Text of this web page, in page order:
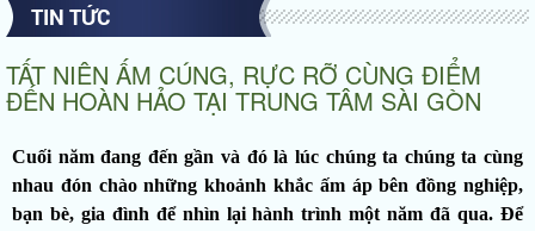
TIN TỨC
TẤT NIÊN ẤM CÚNG, RỰC RỠ CÙNG ĐIỂM
ĐẾN HOÀN HẢO TẠI TRUNG TÂM SÀI GÒN
Cuối năm đang đến gần và đó là lúc chúng ta chúng ta cùng
nhau đón chào những khoảnh khắc ấm áp bên đồng nghiệp,
bạn bè, gia đình để nhìn lại hành trình một năm đã qua. Để